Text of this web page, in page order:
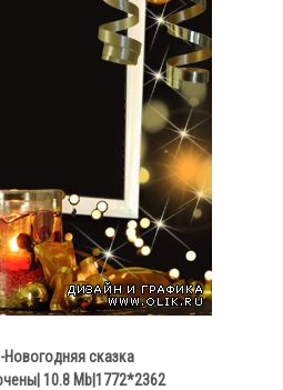
сказка
10.8 Mb|1772*2362